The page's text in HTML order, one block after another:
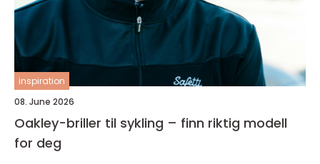
inspiration
08. June 2026
Oakley-briller til sykling – finn riktig modell
for deg